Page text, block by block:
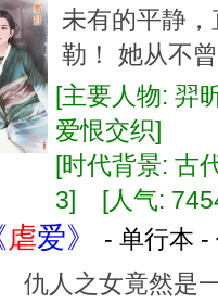
未有的平静
勒！ 她从不
[主要人物:
爱恨交织]
[时代背景:
3] [人气:
虐爱》
- 单行本
人之女竟然是